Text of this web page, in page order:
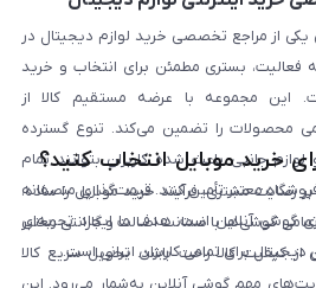
یکی از مراجع تخصصی خرید لوازم دیجیتال در
از ۱۷ سال سابقه فعالیت، بستری مطمئن برای انتخاب و خرید
این مجموعه با عرضه مستقیم کالا از
محصولات را تضمین می‌کند. تنوع گسترده
جانبی باعث شده کاربران بتوانند تمام
معتبر تأمین کنند. قیمت‌گذاری منصفانه
گوشی آنلاین است. هدف ما ایجاد تجربه‌ای
برای تمامی کاربران ایرانی است.
خرید موبایل انتخاب کنید؟
رضایت مشتری، فرآیند خرید موبایل را ساده،
گوشی‌ها با ضمانت اصالت و گارانتی معتبر
از کیفیت کالا راحت باشد. تحویل سریع کالا
مهم گوشی آنلاین به‌شمار می‌رود. این